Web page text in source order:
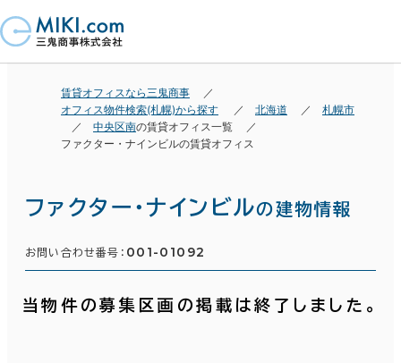
賃貸オフィスなら三鬼商事
オフィス物件検索(札幌)から探す
北海道
札幌市
中央区南の賃貸オフィス一覧
ファクター・ナインビルの賃貸オフィス
ファクター・ナインビルの建物情報
お問い合わせ番号： 001-01092
当物件の募集区画の掲載は終了しました。